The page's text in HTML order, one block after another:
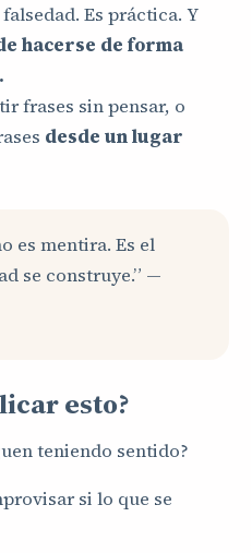
Es práctica. Y
hacerse de forma
frases sin pensar, o
desde un lugar
es mentira. Es el
se construye.” —
esto?
teniendo sentido?
si lo que se